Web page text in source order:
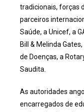
tradicionais, forças
parceiros
Saúde, a Unicef, a
Bill & Melinda
de Doenças, a
Saudita.
As autoridades
encarregados de